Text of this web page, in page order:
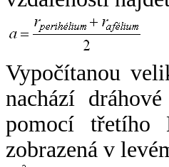
Vypočítanou
nachází
pomocí třetího
zobrazená v